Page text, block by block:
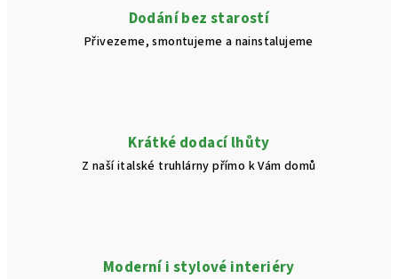
Dodání bez starostí
Přivezeme, smontujeme a nainstalujeme
Krátké dodací lhůty
Z naší italské truhlárny přímo k Vám domů
Moderní i stylové interiéry